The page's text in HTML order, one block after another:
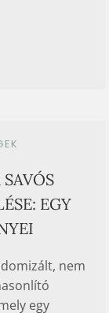
EGY
nem
egy